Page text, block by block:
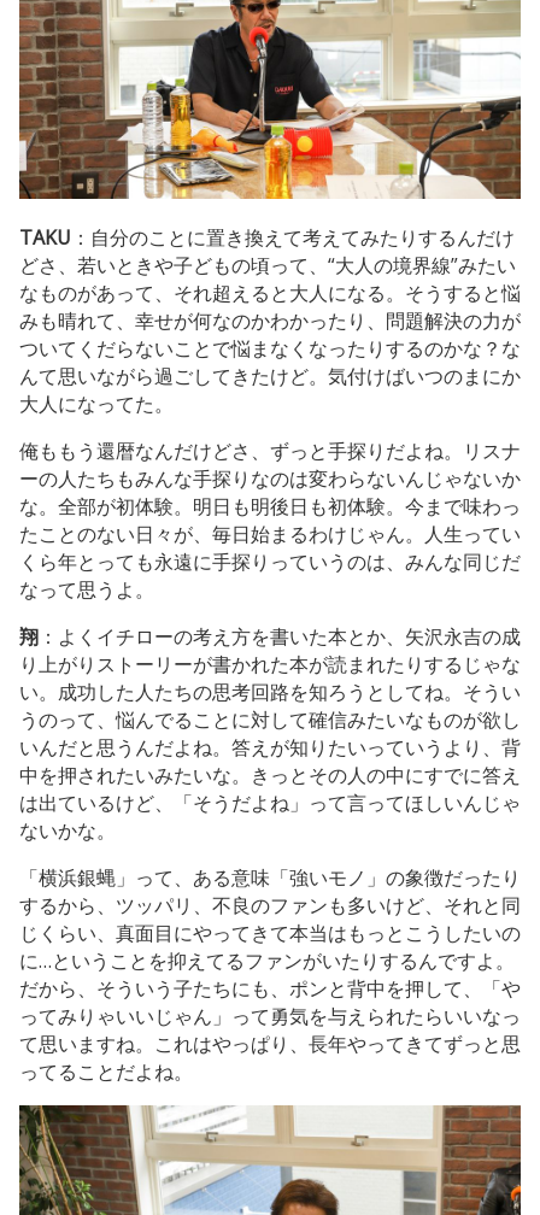
TAKU ：自分のことに置き換えて考えてみたりするんだけ
どさ、若いときや子どもの頃って、“大人の境界線”みたい
なものがあって、それ超えると大人になる。そうすると悩
みも晴れて、幸せが何なのかわかったり、問題解決の力が
ついてくだらないことで悩まなくなったりするのかな？な
んて思いながら過ごしてきたけど。気付けばいつのまにか
大人になってた。
俺ももう還暦なんだけどさ、ずっと手探りだよね。リスナ
ーの人たちもみんな手探りなのは変わらないんじゃないか
な。全部が初体験。明日も明後日も初体験。今まで味わっ
たことのない日々が、毎日始まるわけじゃん。人生ってい
くら年とっても永遠に手探りっていうのは、みんな同じだ
なって思うよ。
翔 ：よくイチローの考え方を書いた本とか、矢沢永吉の成
り上がりストーリーが書かれた本が読まれたりするじゃな
い。成功した人たちの思考回路を知ろうとしてね。そうい
うのって、悩んでることに対して確信みたいなものが欲し
いんだと思うんだよね。答えが知りたいっていうより、背
中を押されたいみたいな。きっとその人の中にすでに答え
は出ているけど、「そうだよね」って言ってほしいんじゃ
ないかな。
「横浜銀蝿」って、ある意味「強いモノ」の象徴だったり
するから、ツッパリ、不良のファンも多いけど、それと同
じくらい、真面目にやってきて本当はもっとこうしたいの
に…ということを抑えてるファンがいたりするんですよ。
だから、そういう子たちにも、ポンと背中を押して、「や
ってみりゃいいじゃん」って勇気を与えられたらいいなっ
て思いますね。これはやっぱり、長年やってきてずっと思
ってることだよね。